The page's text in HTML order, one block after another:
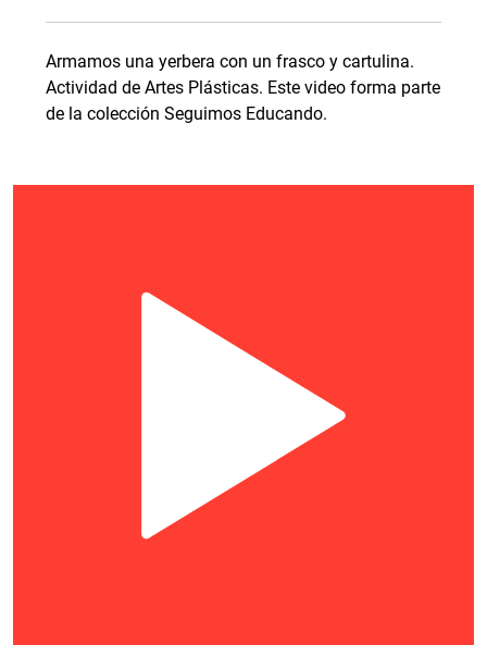
Armamos una yerbera con un frasco y cartulina.
Actividad de Artes Plásticas. Este video forma parte
de la colección Seguimos Educando.